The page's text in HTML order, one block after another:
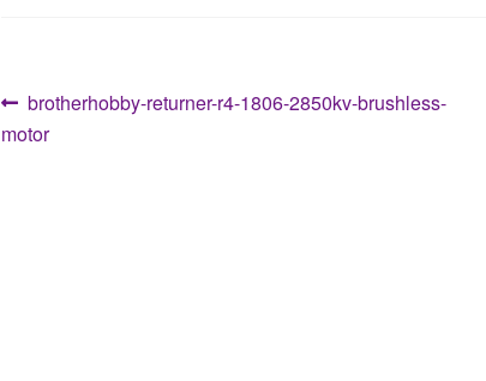
Artikkelien
selaus
Edellinen
artikkeli
brotherhobby-returner-r4-1806-2850kv-brushless-
motor